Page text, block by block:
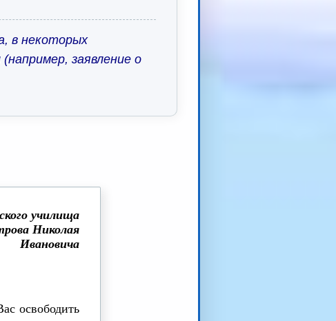
в некоторых
заявление о
училища
Николая
Ивановича
освободить